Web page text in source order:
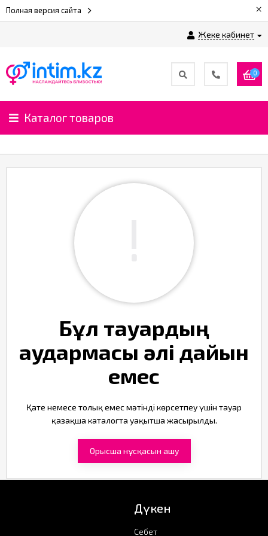
Полная версия сайта ×
Жеке кабинет
0
Каталог товаров
Бұл тауардың
аудармасы әлі дайын
емес
Қате немесе толық емес мәтінді көрсетпеу үшін тауар
қазақша каталогта уақытша жасырылды.
Орысша нұсқасын ашу
Дүкен
Себет